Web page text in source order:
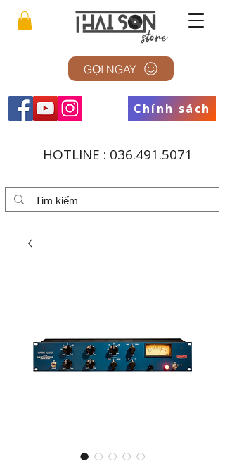
GỌI NGAY
Chính sách
HOTLINE : 036.491.5071